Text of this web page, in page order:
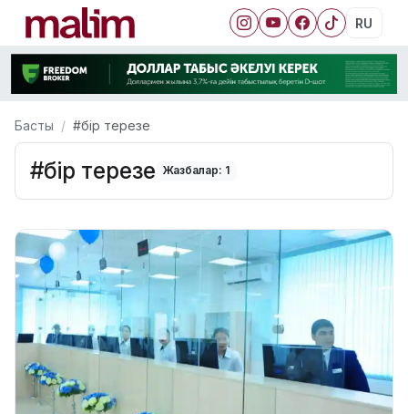
RU
Басты #бір терезе
#бір терезе Жазбалар: 1